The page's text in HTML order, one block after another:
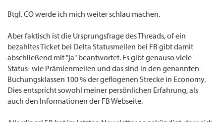
Btgl. CO werde ich mich weiter schlau machen.
Aber faktisch ist die Ursprungsfrage des Threads, of ein
bezahltes Ticket bei Delta Statusmeilen bei FB gibt damit
abschließend mit "ja" beantwortet. Es gibt genauso viele
Status- wie Prämienmeilen und das sind in den genannten
Buchungsklassen 100 % der geflogenen Strecke in Economy.
Dies entspricht sowohl meiner persönlichen Erfahrung, als
auch den Informationen der FB Webseite.